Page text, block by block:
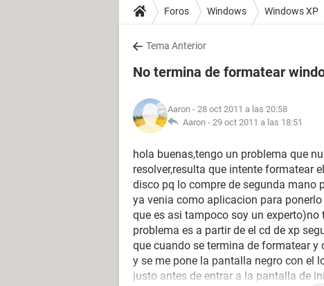
Foros Windows Windows XP
Tema Anterior
No termina de formatear
Aaron - 28 oct 2011 a las 20:58
Aaron - 29 oct 2011 a las 18:51
hola buenas,tengo un problema que
resolver,resulta que intente formatear
disco pq lo compre de segunda mano
ya venia como aplicacion para
que es asi tampoco soy un
problema es a partir de el cd de xp
que cuando se termina de formatear
y se me pone la pantalla negro con el
justo antes de entrar a la pantalla de